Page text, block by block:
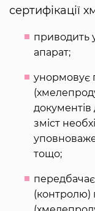
сертифікації
приводить
апарат;
унормовує
зміст
тощо;
(контролю)